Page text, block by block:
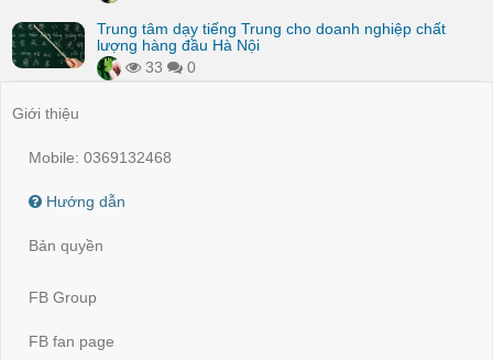
Trung tâm dạy tiếng Trung cho doanh nghiệp chất
lượng hàng đầu Hà Nội
33
0
Giới thiệu
Mobile: 0369132468
Hướng dẫn
Bản quyền
FB Group
FB fan page